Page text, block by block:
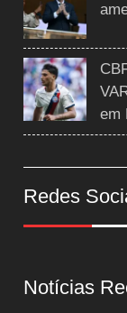
em
Redes
Notícias